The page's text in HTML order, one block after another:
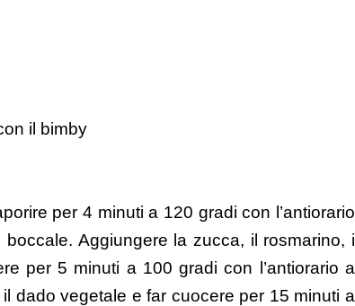
il bimby
per 4 minuti a 120 gradi con l’antiorario
Aggiungere la zucca, il rosmarino, i
per 5 minuti a 100 gradi con l’antiorario a
dado vegetale e far cuocere per 15 minuti a